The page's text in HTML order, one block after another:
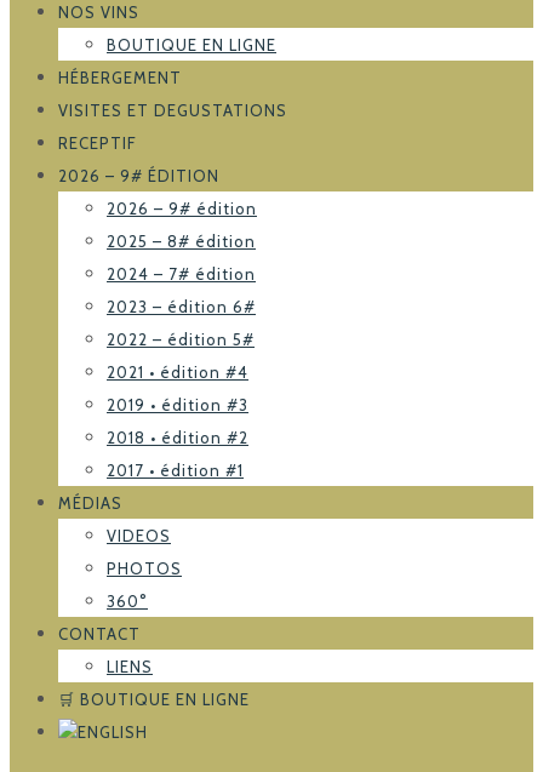
NOS VINS
BOUTIQUE EN LIGNE
HÉBERGEMENT
VISITES ET DEGUSTATIONS
RECEPTIF
2026 – 9# ÉDITION
2026 – 9# édition
2025 – 8# édition
2024 – 7# édition
2023 – édition 6#
2022 – édition 5#
2021 • édition #4
2019 • édition #3
2018 • édition #2
2017 • édition #1
MÉDIAS
VIDEOS
PHOTOS
360°
CONTACT
LIENS
🛒 BOUTIQUE EN LIGNE